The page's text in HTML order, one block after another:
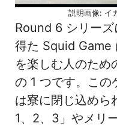
説明画像: イ
Round 6 シリー
得た Squid Game
を楽しむ人のた
の 1 つです。この
は寮に閉じ込めら
1、2、3」やメリ